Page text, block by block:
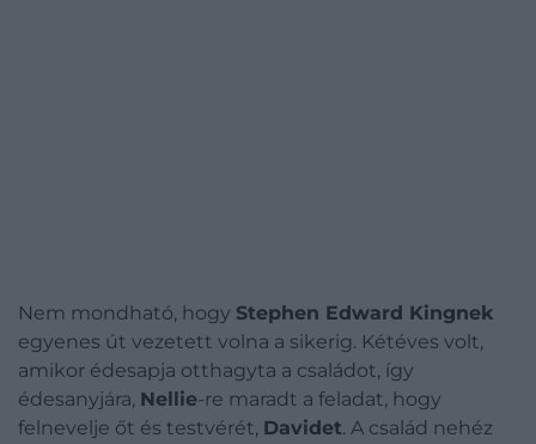
Nem mondható, hogy Stephen Edward Kingnek
egyenes út vezetett volna a sikerig. Kétéves volt,
amikor édesapja otthagyta a családot, így
édesanyjára, Nellie-re maradt a feladat, hogy
felnevelje őt és testvérét, Davidet. A család nehéz